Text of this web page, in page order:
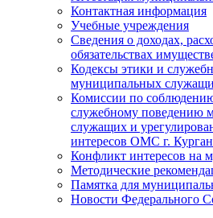
Контактная информация
Учебные учреждения
Сведения о доходах,
обязательствах
Кодексы этики и
муниципальных
Комиссии по
служебному поведению
служащих и
интересов ОМС г.
Конфликт интересов на
Методические
Памятка для
Новости Федерального